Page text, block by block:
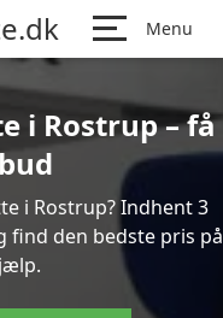
Menu
i Rostrup – få
i Rostrup? Indhent 3
den bedste pris på